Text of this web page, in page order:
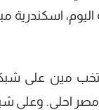
اليوم،
هنتخب مين على
مصر احلي.